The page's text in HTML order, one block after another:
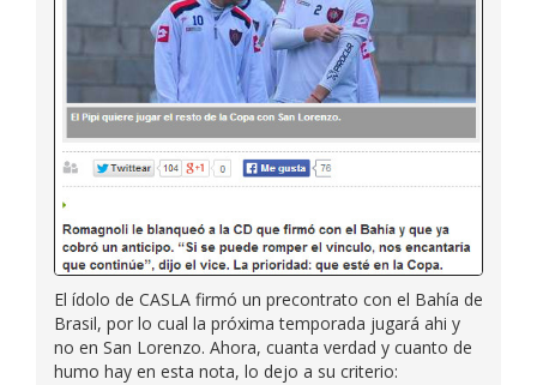
El ídolo de CASLA firmó un precontrato con el Bahía de
Brasil, por lo cual la próxima temporada jugará ahi y
no en San Lorenzo. Ahora, cuanta verdad y cuanto de
humo hay en esta nota, lo dejo a su criterio: